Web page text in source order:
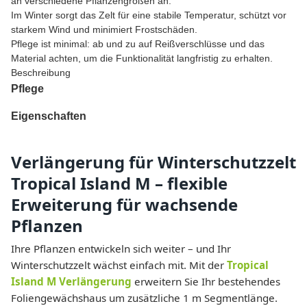
Im Winter sorgt das Zelt für eine stabile Temperatur, schützt vor
starkem Wind und minimiert Frostschäden.
Pflege ist minimal: ab und zu auf Reißverschlüsse und das
Material achten, um die Funktionalität langfristig zu erhalten.
Beschreibung
Pflege
Eigenschaften
Verlängerung für Winterschutzzelt
Tropical Island M – flexible
Erweiterung für wachsende
Pflanzen
Ihre Pflanzen entwickeln sich weiter – und Ihr
Winterschutzzelt wächst einfach mit. Mit der Tropical
Island M Verlängerung erweitern Sie Ihr bestehendes
Foliengewächshaus um zusätzliche 1 m Segmentlänge.